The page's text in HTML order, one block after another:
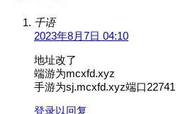
千语
2023年8月7日 04:10
地址改了
端游为mcxfd.xyz
手游为sj.mcxfd.xyz端口22741
登录以回复